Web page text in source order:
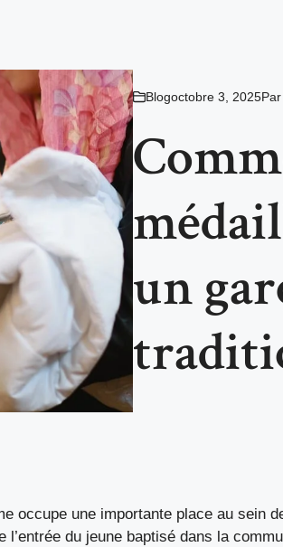
Blogoctobre 3, 2025Par
un
occupe une importante place au sein
l’entrée du jeune baptisé dans la